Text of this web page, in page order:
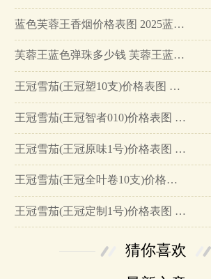
蓝色芙蓉王香烟价格表图 2025蓝芙蓉王多少钱一包…
芙蓉王蓝色弹珠多少钱 芙蓉王蓝色弹珠价格及口感品析！…
王冠雪茄(王冠塑10支)价格表图 王冠塑10支多少钱一盒…
王冠雪茄(王冠智者010)价格表图 王冠智者010雪茄5支装多少钱…
王冠雪茄(王冠原味1号)价格表图 王冠原味1号多少钱…
王冠雪茄(王冠全叶卷10支)价格表图 王冠雪茄全叶卷多少钱…
王冠雪茄(王冠定制1号)价格表图 王冠定制一号雪茄多少钱…
猜你喜欢